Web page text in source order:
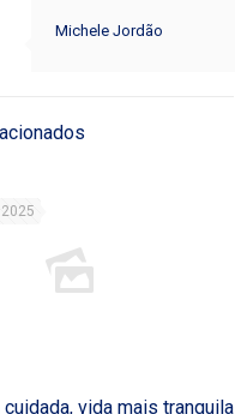
Michele Jordão
vida mais tranquila